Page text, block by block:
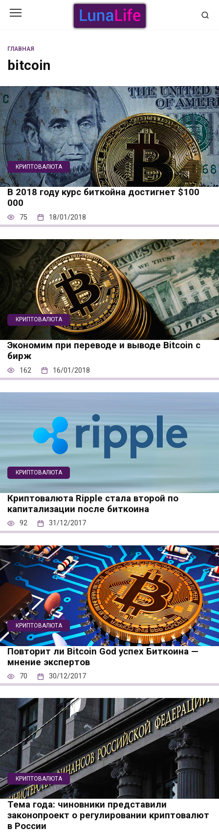
ГЛАВНАЯ
bitcoin
КРИПТОВАЛЮТА
В 2018 году курс биткойна достигнет $100
000
75 18/01/2018
КРИПТОВАЛЮТА
Экономим при переводе и выводе Bitcoin с
бирж
162 16/01/2018
КРИПТОВАЛЮТА
Криптовалюта Ripple стала второй по
капитализации после биткоина
92 31/12/2017
КРИПТОВАЛЮТА
Повторит ли Bitcoin God успех Биткоина —
мнение экспертов
70 30/12/2017
КРИПТОВАЛЮТА
Тема года: чиновники представили
законопроект о регулировании криптовалют
в России